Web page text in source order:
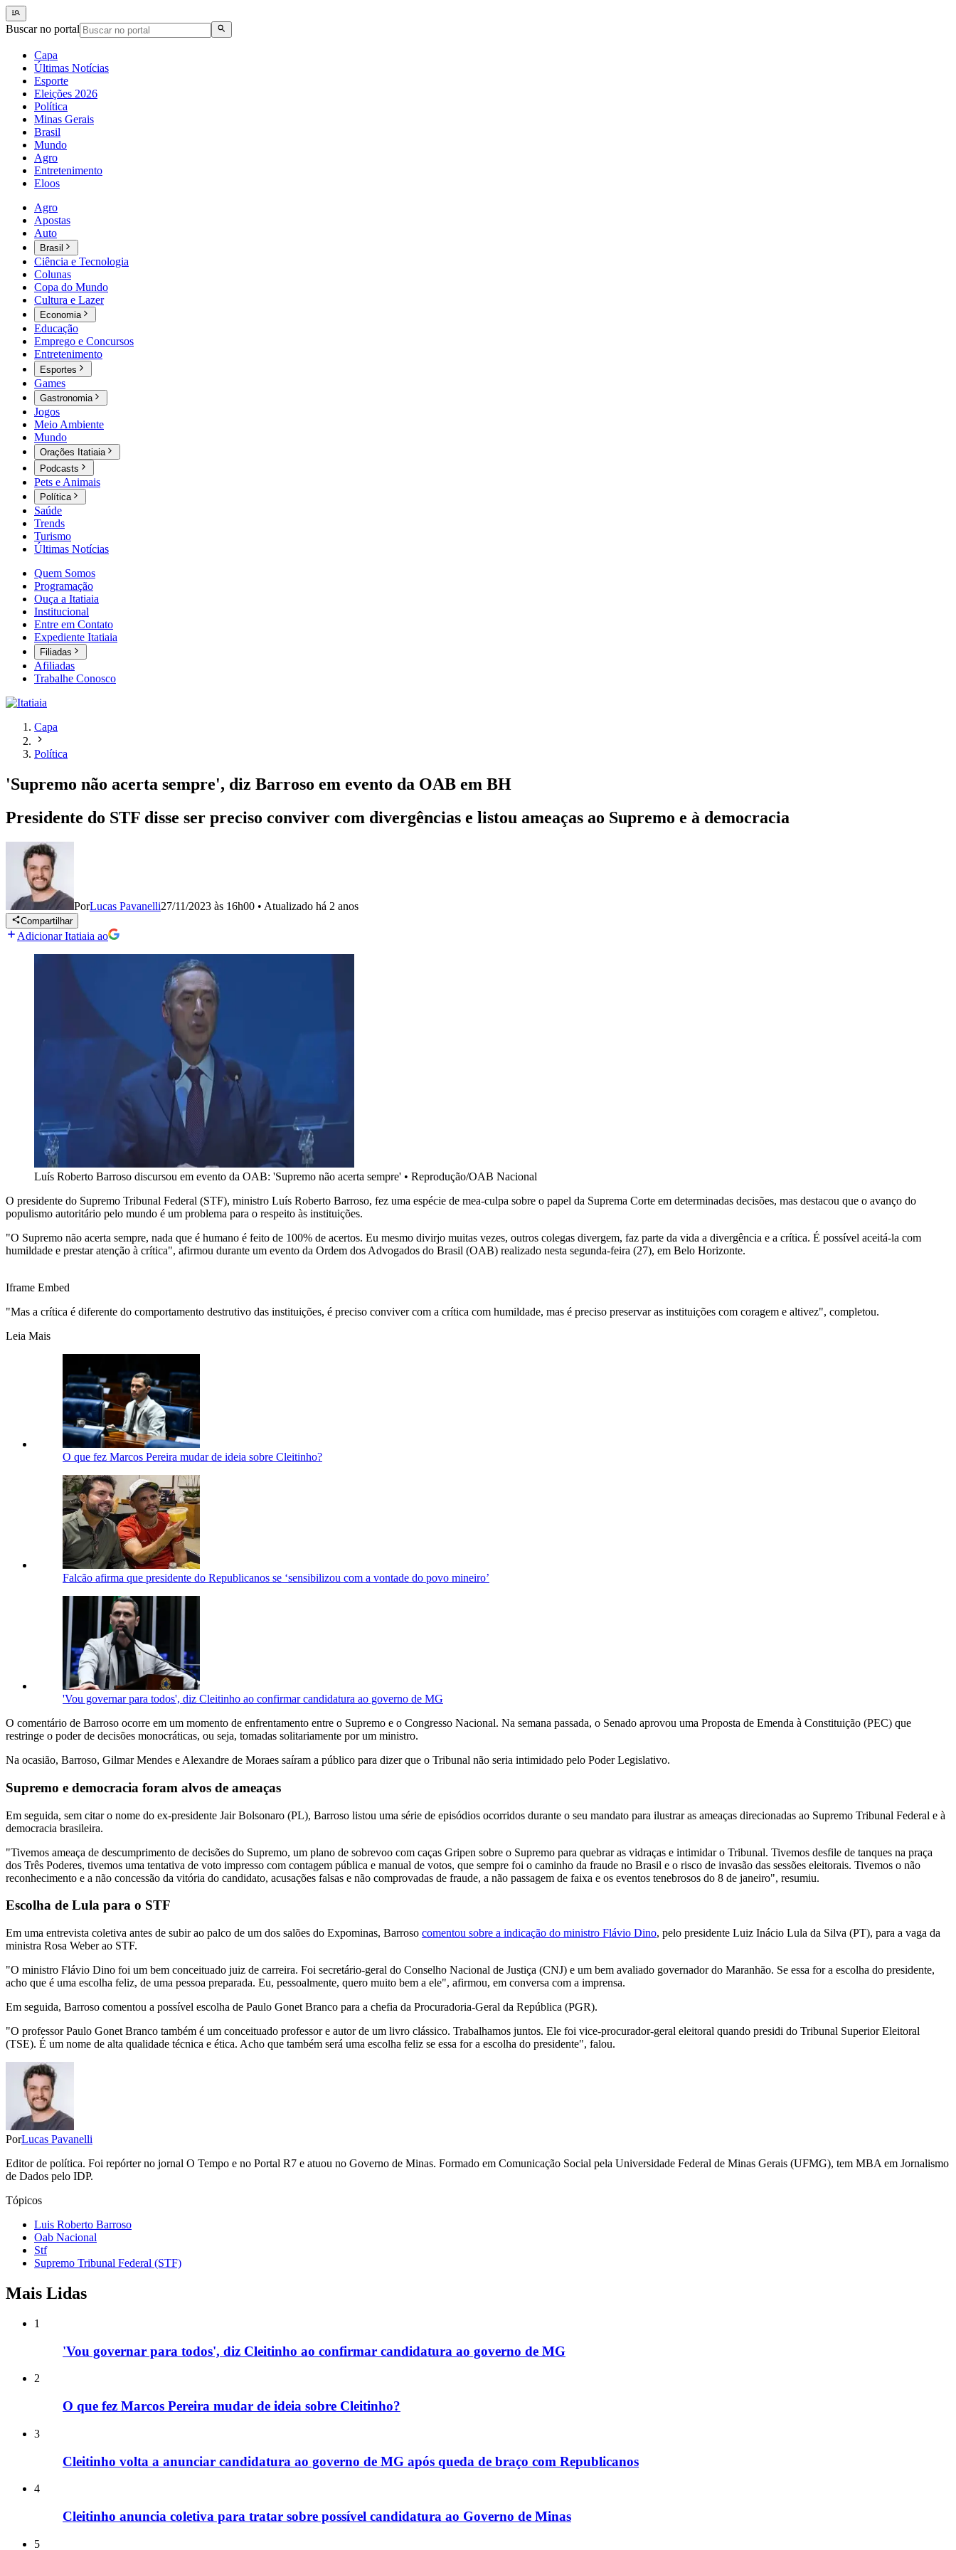
Buscar no portal
Capa
Últimas Notícias
Esporte
Eleições 2026
Política
Minas Gerais
Brasil
Mundo
Agro
Entretenimento
Eloos
Agro
Apostas
Auto
Brasil
Ciência e Tecnologia
Colunas
Copa do Mundo
Cultura e Lazer
Economia
Educação
Emprego e Concursos
Entretenimento
Esportes
Games
Gastronomia
Jogos
Meio Ambiente
Mundo
Orações Itatiaia
Podcasts
Pets e Animais
Política
Saúde
Trends
Turismo
Últimas Notícias
Quem Somos
Programação
Ouça a Itatiaia
Institucional
Entre em Contato
Expediente Itatiaia
Filiadas
Afiliadas
Trabalhe Conosco
Capa
Política
'Supremo não acerta sempre', diz Barroso em evento da OAB em BH
Presidente do STF disse ser preciso conviver com divergências e listou ameaças ao Supremo e à democracia
PorLucas Pavanelli27/11/2023 às 16h00 • Atualizado há 2 anos
Compartilhar
Adicionar Itatiaia ao
Luís Roberto Barroso discursou em evento da OAB: 'Supremo não acerta sempre' • Reprodução/OAB Nacional
O presidente do Supremo Tribunal Federal (STF), ministro Luís Roberto Barroso, fez uma espécie de mea-culpa sobre o papel da Suprema Corte em determinadas decisões, mas destacou que o avanço do
populismo autoritário pelo mundo é um problema para o respeito às instituições.
"O Supremo não acerta sempre, nada que é humano é feito de 100% de acertos. Eu mesmo divirjo muitas vezes, outros colegas divergem, faz parte da vida a divergência e a crítica. É possível aceitá-la com
humildade e prestar atenção à crítica", afirmou durante um evento da Ordem dos Advogados do Brasil (OAB) realizado nesta segunda-feira (27), em Belo Horizonte.
Iframe Embed
"Mas a crítica é diferente do comportamento destrutivo das instituições, é preciso conviver com a crítica com humildade, mas é preciso preservar as instituições com coragem e altivez", completou.
Leia Mais
O que fez Marcos Pereira mudar de ideia sobre Cleitinho?
Falcão afirma que presidente do Republicanos se ‘sensibilizou com a vontade do povo mineiro’
'Vou governar para todos', diz Cleitinho ao confirmar candidatura ao governo de MG
O comentário de Barroso ocorre em um momento de enfrentamento entre o Supremo e o Congresso Nacional. Na semana passada, o Senado aprovou uma Proposta de Emenda à Constituição (PEC) que
restringe o poder de decisões monocráticas, ou seja, tomadas solitariamente por um ministro.
Na ocasião, Barroso, Gilmar Mendes e Alexandre de Moraes saíram a público para dizer que o Tribunal não seria intimidado pelo Poder Legislativo.
Supremo e democracia foram alvos de ameaças
Em seguida, sem citar o nome do ex-presidente Jair Bolsonaro (PL), Barroso listou uma série de episódios ocorridos durante o seu mandato para ilustrar as ameaças direcionadas ao Supremo Tribunal Federal e à
democracia brasileira.
"Tivemos ameaça de descumprimento de decisões do Supremo, um plano de sobrevoo com caças Gripen sobre o Supremo para quebrar as vidraças e intimidar o Tribunal. Tivemos desfile de tanques na praça
dos Três Poderes, tivemos uma tentativa de voto impresso com contagem pública e manual de votos, que sempre foi o caminho da fraude no Brasil e o risco de invasão das sessões eleitorais. Tivemos o não
reconhecimento e a não concessão da vitória do candidato, acusações falsas e não comprovadas de fraude, a não passagem de faixa e os eventos tenebrosos do 8 de janeiro", resumiu.
Escolha de Lula para o STF
Em uma entrevista coletiva antes de subir ao palco de um dos salões do Expominas, Barroso comentou sobre a indicação do ministro Flávio Dino, pelo presidente Luiz Inácio Lula da Silva (PT), para a vaga da
ministra Rosa Weber ao STF.
"O ministro Flávio Dino foi um bem conceituado juiz de carreira. Foi secretário-geral do Conselho Nacional de Justiça (CNJ) e um bem avaliado governador do Maranhão. Se essa for a escolha do presidente,
acho que é uma escolha feliz, de uma pessoa preparada. Eu, pessoalmente, quero muito bem a ele", afirmou, em conversa com a imprensa.
Em seguida, Barroso comentou a possível escolha de Paulo Gonet Branco para a chefia da Procuradoria-Geral da República (PGR).
"O professor Paulo Gonet Branco também é um conceituado professor e autor de um livro clássico. Trabalhamos juntos. Ele foi vice-procurador-geral eleitoral quando presidi do Tribunal Superior Eleitoral
(TSE). É um nome de alta qualidade técnica e ética. Acho que também será uma escolha feliz se essa for a escolha do presidente", falou.
PorLucas Pavanelli
Editor de política. Foi repórter no jornal O Tempo e no Portal R7 e atuou no Governo de Minas. Formado em Comunicação Social pela Universidade Federal de Minas Gerais (UFMG), tem MBA em Jornalismo
de Dados pelo IDP.
Tópicos
Luis Roberto Barroso
Oab Nacional
Stf
Supremo Tribunal Federal (STF)
Mais Lidas
1
'Vou governar para todos', diz Cleitinho ao confirmar candidatura ao governo de MG
2
O que fez Marcos Pereira mudar de ideia sobre Cleitinho?
3
Cleitinho volta a anunciar candidatura ao governo de MG após queda de braço com Republicanos
4
Cleitinho anuncia coletiva para tratar sobre possível candidatura ao Governo de Minas
5